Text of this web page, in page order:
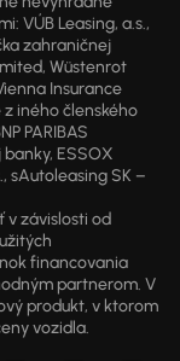
VÚB Leasing, a.s.,
zahraničnej
Wüstenrot
Insurance
iného členského
PARIBAS
banky, ESSOX
sAutoleasing SK –
v závislosti od
financovania
partnerom. V
produkt, v ktorom
vozidla.